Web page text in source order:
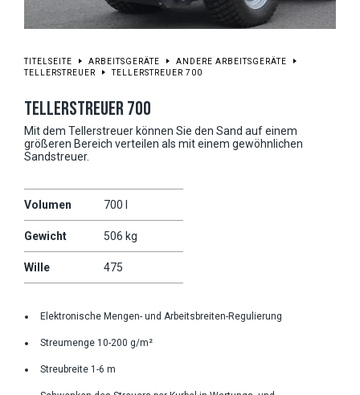
TITELSEITE ARBEITSGERÄTE
ANDERE ARBEITSGERÄTE
TELLERSTREUER
TELLERSTREUER 700
TELLERSTREUER 700
Mit dem Tellerstreuer können Sie den Sand auf einem
größeren Bereich verteilen als mit einem gewöhnlichen
Sandstreuer.
Volumen 700 l
Gewicht 506 kg
Wille 475
Elektronische Mengen- und Arbeitsbreiten-Regulierung
Streumenge 10-200 g/m²
Streubreite 1-6 m